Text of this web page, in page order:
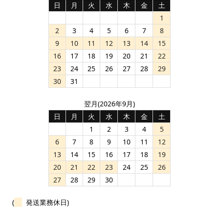
日
月 火 水 木 金
土
1
2
3 4 5 6 7
8
9
10 11 12 13 14
15
16
17 18 19 20 21
22
23
24 25 26 27 28
29
30
31
翌月(2026年9月)
日
月 火 水 木 金
土
1
2 3 4
5
6
7 8 9 10 11
12
13
14 15 16 17 18
19
20
21 22 23 24 25
26
27
28 29 30
( 発送業務休日)